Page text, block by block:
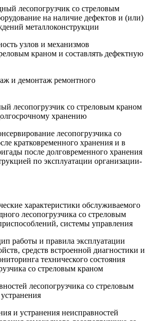
лесопогрузчик со стреловым
на наличие дефектов и (или)
металлоконструкции
узлов и механизмов
краном и составлять дефектную
и демонтаж ремонтного
лесопогрузчик со стреловым краном
хранению
лесопогрузчика со
кратковременного хранения и в
после долговременного хранения
по эксплуатации организации-
характеристики обслуживаемого
лесопогрузчика со стреловым
системы управления
работы и правила эксплуатации
средств встроенной диагностики и
технического состояния
со стреловым краном
лесопогрузчика со стреловым
и устранения неисправностей